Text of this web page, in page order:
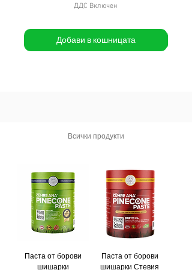
ДДС Включен
Добави в кошницата
Всички продукти
Паста от борови
шишарки
Паста от борови
шишарки Стевия